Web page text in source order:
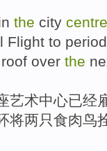
the city centre
Flight to
over the
艺术中心已经
将两只食肉鸟